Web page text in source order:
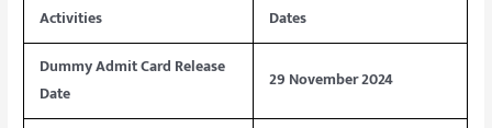
Activities
Dates
Dummy Admit Card Release
Date
29 November 2024